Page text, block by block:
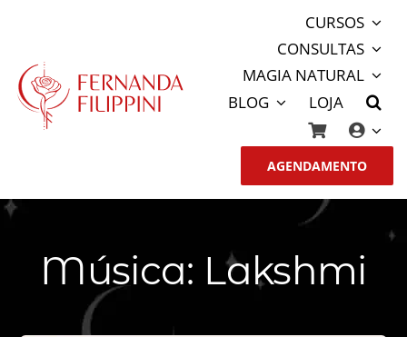
conteúdo
CURSOS
CONSULTAS
MAGIA NATURAL
BLOG
LOJA
AGENDAMENTO
Música: Lakshmi